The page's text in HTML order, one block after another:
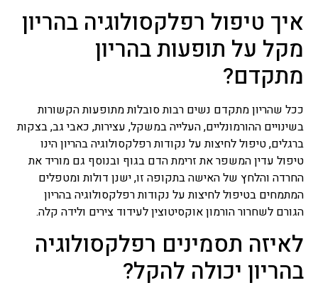
בתמציות פרחים או טיפות
שמהם מושתתת הנחת היסוד
הנפשי וכל שינוי בו חשוב לא
באך ולפעמים ניתן גם לומר
טיפות פרחי באך. השימוש
בפרחי באך תמציות נועד
לטפל בעיקר בבעיות קשב
וריכוז, היפר אקטיביות, מתחים
וחרדות, בעיות פוסט
טראומטיות ועוד בעיות רגשיות
אחרות בעיקר.
איך טיפול רפלקסולוגיה בהריון
מקל על תופעות בהריון
מתקדם?
ככל שהריון מתקדם נשים רבות סובלות מתופעות הקשורות
בשינויים ההורמונליים, העלייה במשקל, עצירות, כאבי גב, בצקות
ברגלים, טיפול לחיצות על נקודות רפלקסולוגיה בהריון הינו
טיפול עדין המשפר את זרימת הדם בגוף ובנוסף גם מוריד את
החרדה והלחץ של האישה בתקופה זו, ישנן דולות ומטפלים
המתמחים בטיפול לחיצות על נקודות רפלקסולוגיה בהריון
הגורם לשחרור הורמון אוקסיטוצין לעידוד צירים ולידה קלה.
לאיזה תסמינים רפלקסולוגיה
בהריון יכולה להקל?